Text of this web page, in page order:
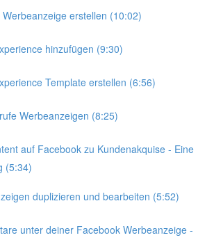
erstellen (10:02)
hinzufügen (9:30)
Template erstellen (6:56)
Werbeanzeigen (8:25)
auf Facebook zu Kundenakquise - Eine
(5:34)
duplizieren und bearbeiten (5:52)
unter deiner Facebook Werbeanzeige -